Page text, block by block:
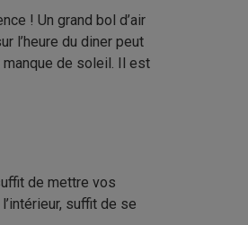
! Un grand bol d’air
l’heure du diner peut
manque de soleil. Il est
de mettre vos
suffit de se